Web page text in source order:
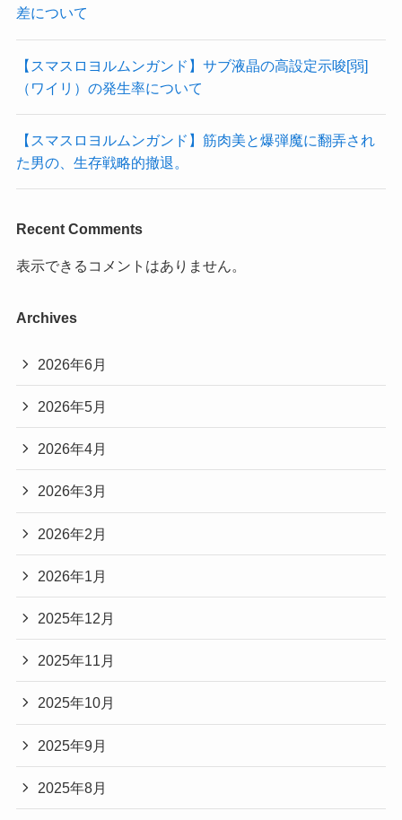
差について
【スマスロヨルムンガンド】サブ液晶の高設定示唆[弱]
（ワイリ）の発生率について
【スマスロヨルムンガンド】筋肉美と爆弾魔に翻弄され
た男の、生存戦略的撤退。
Recent Comments
表示できるコメントはありません。
Archives
2026年6月
2026年5月
2026年4月
2026年3月
2026年2月
2026年1月
2025年12月
2025年11月
2025年10月
2025年9月
2025年8月